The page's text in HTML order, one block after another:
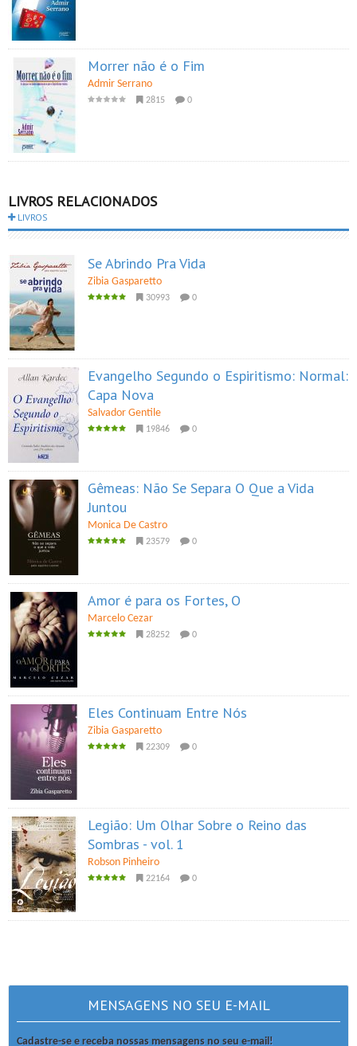
Morrer não é o Fim
Admir Serrano
2815 0
LIVROS RELACIONADOS
LIVROS
Se Abrindo Pra Vida
Zibia Gasparetto
30993 0
Evangelho Segundo o Espiritismo: Normal:
Capa Nova
Salvador Gentile
19846 0
Gêmeas: Não Se Separa O Que a Vida
Juntou
Monica De Castro
23579 0
Amor é para os Fortes, O
Marcelo Cezar
28252 0
Eles Continuam Entre Nós
Zibia Gasparetto
22309 0
Legião: Um Olhar Sobre o Reino das
Sombras - vol. 1
Robson Pinheiro
22164 0
MENSAGENS NO SEU E-MAIL
Cadastre-se e receba nossas mensagens no seu e-mail!